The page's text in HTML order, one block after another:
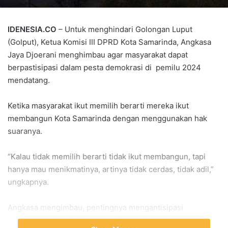
IDENESIA.CO – Untuk menghindari Golongan Luput
(Golput), Ketua Komisi III DPRD Kota Samarinda, Angkasa
Jaya Djoerani menghimbau agar masyarakat dapat
berpastisipasi dalam pesta demokrasi di pemilu 2024
mendatang.
Ketika masyarakat ikut memilih berarti mereka ikut
membangun Kota Samarinda dengan menggunakan hak
suaranya.
“Kalau tidak memilih berarti tidak ikut membangun, tapi
hanya mau menikmatinya, artinya tidak cerdas, tidak adil,”
ungkapnya.
Angkasa mengimbau, pentingnya mengantisipasi
fenomena golput ini dengan adanya edukasi mengenai